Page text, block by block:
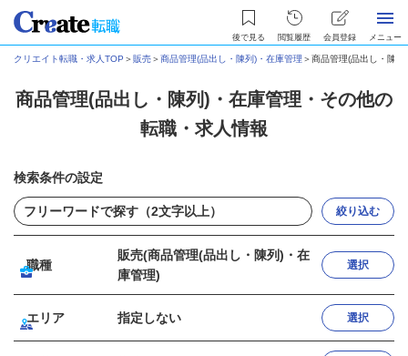
後で見る 閲覧履歴 会員登録 メニュー
クリエイト転職・求人TOP ＞ 販売＞商品管理(品出し・陳列)・在庫管理 ＞商品管理(品出し・陳
商品管理(品出し・陳列)・在庫管理・その他の
転職・求人情報
検索条件の設定
絞り込む
職種
販売(商品管理(品出し・陳列)・在
庫管理)
選択
エリア 指定しない 選択